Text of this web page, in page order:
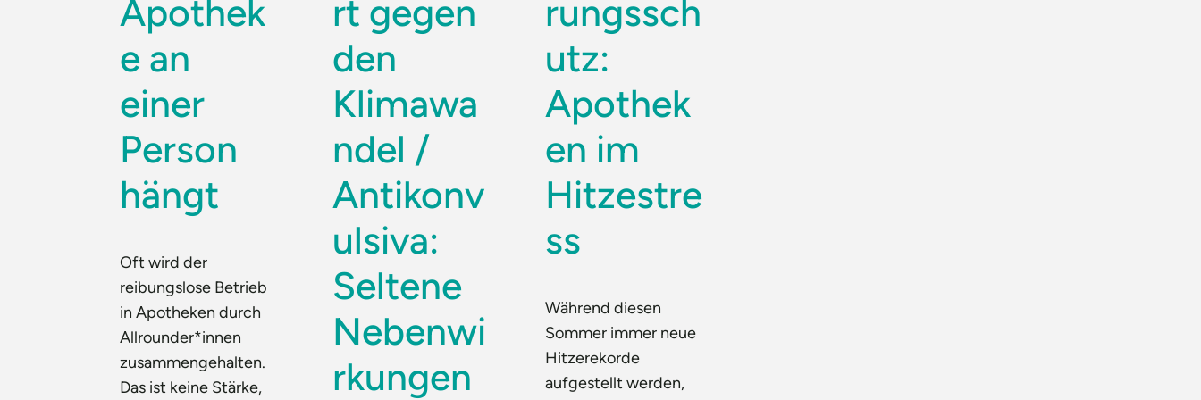
Apothek
e an
einer
Person
hängt
Oft wird der
reibungslose Betrieb
in Apotheken durch
Allrounder*innen
zusammengehalten.
Das ist keine Stärke,
rt gegen
den
Klimawa
ndel /
Antikonv
ulsiva:
Seltene
Nebenwi
rkungen
rungssch
utz:
Apothek
en im
Hitzestre
ss
Während diesen
Sommer immer neue
Hitzerekorde
aufgestellt werden,